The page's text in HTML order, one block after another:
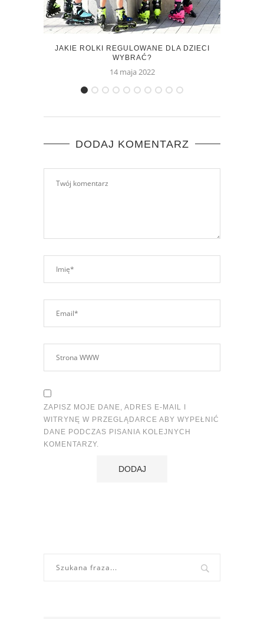
JAKIE ROLKI REGULOWANE DLA DZIECI
WYBRAĆ?
14 maja 2022
DODAJ KOMENTARZ
ZAPISZ MOJE DANE, ADRES E-MAIL I
WITRYNĘ W PRZEGLĄDARCE ABY WYPEŁNIĆ
DANE PODCZAS PISANIA KOLEJNYCH
KOMENTARZY.